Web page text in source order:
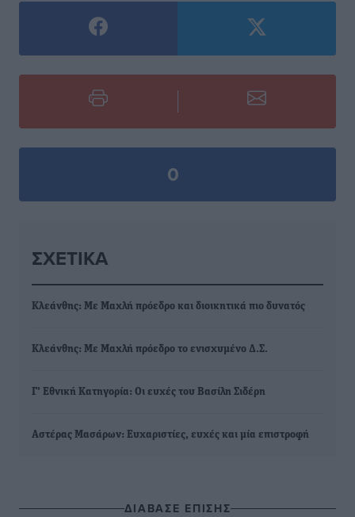
0
ΣΧΕΤΙΚΆ
Κλεάνθης: Με Μαχλή πρόεδρο και διοικητικά πιο δυνατός
Κλεάνθης: Με Μαχλή πρόεδρο το ενισχυμένο Δ.Σ.
Γ’ Εθνική Κατηγορία: Οι ευχές του Βασίλη Σιδέρη
Αστέρας Μασάρων: Ευχαριστίες, ευχές και μία επιστροφή
ΔΙΑΒΑΣΕ ΕΠΙΣΗΣ